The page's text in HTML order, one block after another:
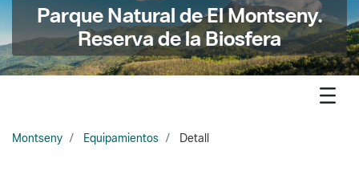
Parque Natural de El Montseny.
Reserva de la Biosfera
Montseny Equipamientos Detall